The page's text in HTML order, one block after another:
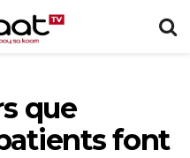
que
font